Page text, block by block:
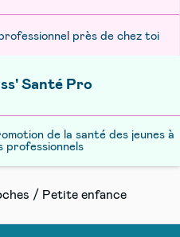
près de chez toi
Santé Pro
de la santé des jeunes à
professionnels
/ Petite enfance